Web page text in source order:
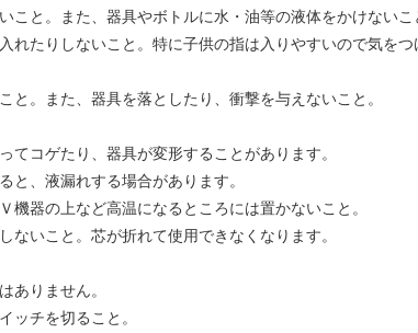
と。また、器具やボトルに水・油等の液体をかけないこ
たりしないこと。特に子供の指は入りやすいので気を
。また、器具を落としたり、衝撃を与えないこと。
コゲたり、器具が変形することがあります。
、液漏れする場合があります。
器の上など高温になるところには置かないこと。
いこと。芯が折れて使用できなくなります。
ありません。
ッチを切ること。